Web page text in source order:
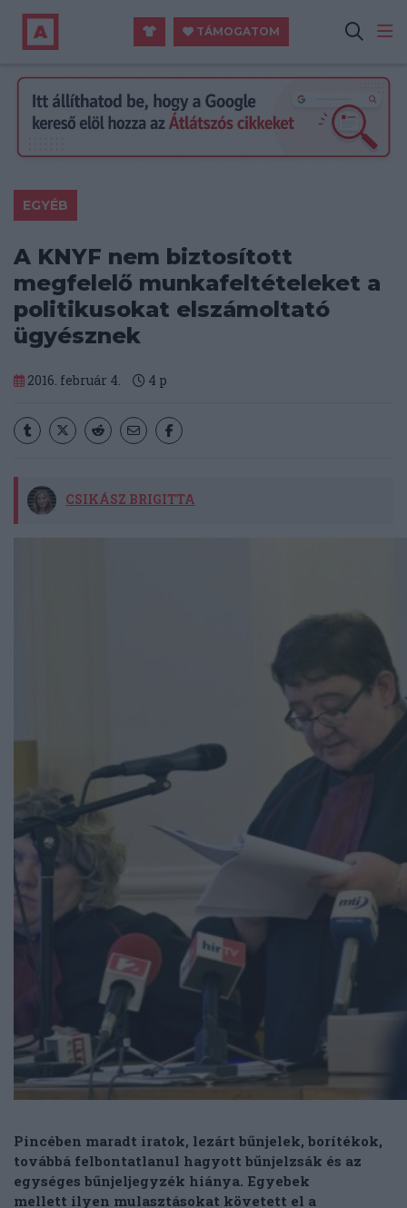
TÁMOGATOM
EGYÉB
A KNYF nem biztosított
megfelelő munkafeltételeket a
politikusokat elszámoltató
ügyésznek
2016. február 4. 4 p
CSIKÁSZ BRIGITTA
Pincében maradt iratok, lezárt bűnjelek, borítékok,
továbbá felbontatlanul hagyott bűnjelzsák és az
egységes bűnjeljegyzék hiánya. Egyebek
mellett ilyen mulasztásokat követett el a